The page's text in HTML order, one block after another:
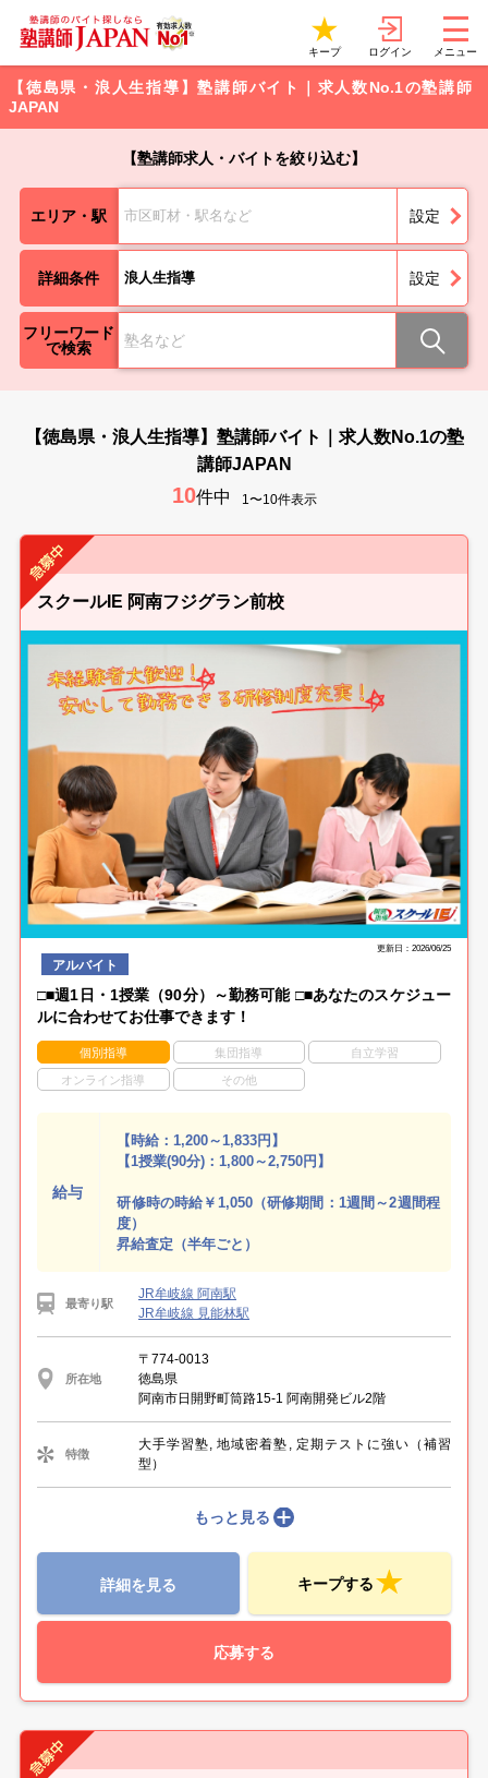
キープ ログイン メニュー
【徳島県・浪人生指導】塾講師バイト｜求人数No.1の塾講師
JAPAN
【塾講師求人・バイトを絞り込む】
エリア・駅 市区町材・駅名など 設定
詳細条件 浪人生指導 設定
フリーワード
で検索
【徳島県・浪人生指導】塾講師バイト｜求人数No.1の塾
講師JAPAN
10件中 1〜10件表示
スクールIE 阿南フジグラン前校
更新日：2026/06/25
アルバイト
□■週1日・1授業（90分）～勤務可能 □■あなたのスケジュー
ルに合わせてお仕事できます！
個別指導 集団指導 自立学習
オンライン指導 その他
給与
【時給：1,200～1,833円】
【1授業(90分)：1,800～2,750円】
研修時の時給￥1,050（研修期間：1週間～2週間程
度）
昇給査定（半年ごと）
最寄り駅
JR牟岐線 阿南駅
JR牟岐線 見能林駅
所在地
〒774-0013
徳島県
阿南市日開野町筒路15-1 阿南開発ビル2階
特徴
大手学習塾, 地域密着塾, 定期テストに強い（補習
型）
もっと見る
詳細を見る キープする
応募する